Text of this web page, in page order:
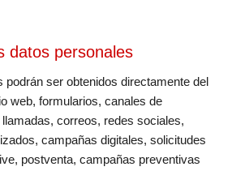
datos personales
podrán ser obtenidos directamente del
web, formularios, canales de
correos, redes sociales,
campañas digitales, solicitudes
postventa, campañas preventivas